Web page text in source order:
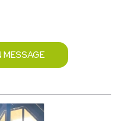
MESSAGE